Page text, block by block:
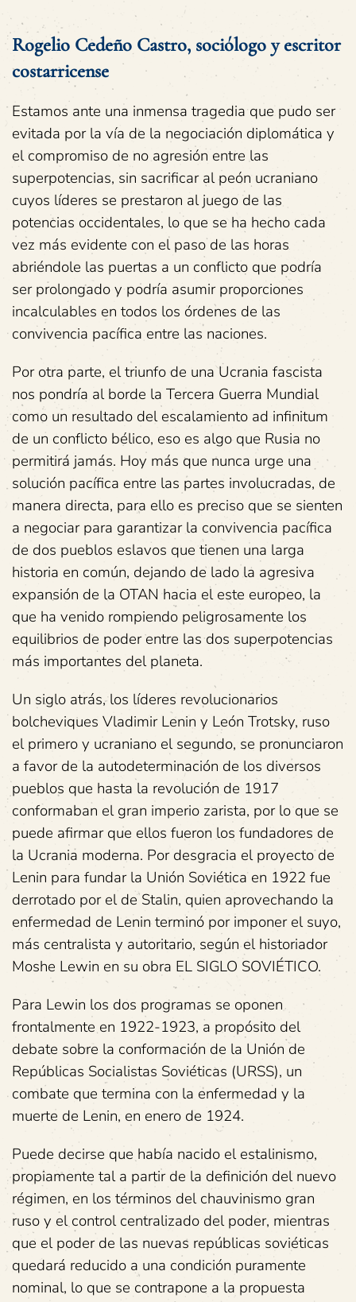
Rogelio Cedeño Castro, sociólogo y escritor
costarricense
Estamos ante una inmensa tragedia que pudo ser
evitada por la vía de la negociación diplomática y
el compromiso de no agresión entre las
superpotencias, sin sacrificar al peón ucraniano
cuyos líderes se prestaron al juego de las
potencias occidentales, lo que se ha hecho cada
vez más evidente con el paso de las horas
abriéndole las puertas a un conflicto que podría
ser prolongado y podría asumir proporciones
incalculables en todos los órdenes de las
convivencia pacífica entre las naciones.
Por otra parte, el triunfo de una Ucrania fascista
nos pondría al borde la Tercera Guerra Mundial
como un resultado del escalamiento ad infinitum
de un conflicto bélico, eso es algo que Rusia no
permitirá jamás. Hoy más que nunca urge una
solución pacífica entre las partes involucradas, de
manera directa, para ello es preciso que se sienten
a negociar para garantizar la convivencia pacífica
de dos pueblos eslavos que tienen una larga
historia en común, dejando de lado la agresiva
expansión de la OTAN hacia el este europeo, la
que ha venido rompiendo peligrosamente los
equilibrios de poder entre las dos superpotencias
más importantes del planeta.
Un siglo atrás, los líderes revolucionarios
bolcheviques Vladimir Lenin y León Trotsky, ruso
el primero y ucraniano el segundo, se pronunciaron
a favor de la autodeterminación de los diversos
pueblos que hasta la revolución de 1917
conformaban el gran imperio zarista, por lo que se
puede afirmar que ellos fueron los fundadores de
la Ucrania moderna. Por desgracia el proyecto de
Lenin para fundar la Unión Soviética en 1922 fue
derrotado por el de Stalin, quien aprovechando la
enfermedad de Lenin terminó por imponer el suyo,
más centralista y autoritario, según el historiador
Moshe Lewin en su obra EL SIGLO SOVIÉTICO.
Para Lewin los dos programas se oponen
frontalmente en 1922-1923, a propósito del
debate sobre la conformación de la Unión de
Repúblicas Socialistas Soviéticas (URSS), un
combate que termina con la enfermedad y la
muerte de Lenin, en enero de 1924.
Puede decirse que había nacido el estalinismo,
propiamente tal a partir de la definición del nuevo
régimen, en los términos del chauvinismo gran
ruso y el control centralizado del poder, mientras
que el poder de las nuevas repúblicas soviéticas
quedará reducido a una condición puramente
nominal, lo que se contrapone a la propuesta